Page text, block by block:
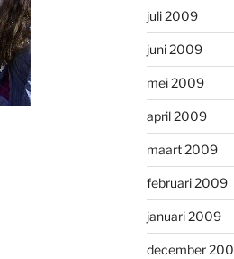
juli 2009
juni 2009
mei 2009
april 2009
maart 2009
februari 2009
januari 2009
december